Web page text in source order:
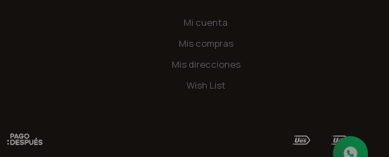
Mi cuenta
Mis compras
Mis direcciones
Wish List